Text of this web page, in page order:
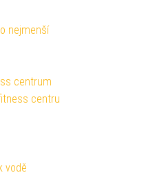
nejmenší
centrum
centru
vodě